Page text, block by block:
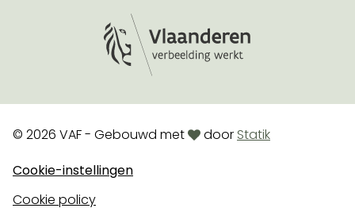
© 2026 VAF - Gebouwd metlovedoor Statik
Cookie-instellingen
Cookie policy